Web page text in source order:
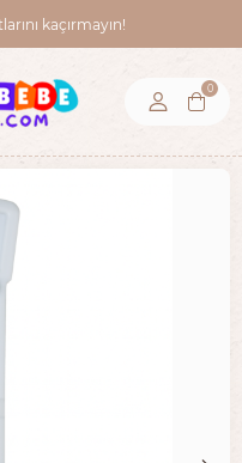
kaçırmayın!
0